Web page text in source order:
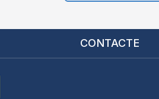
CONTACTE